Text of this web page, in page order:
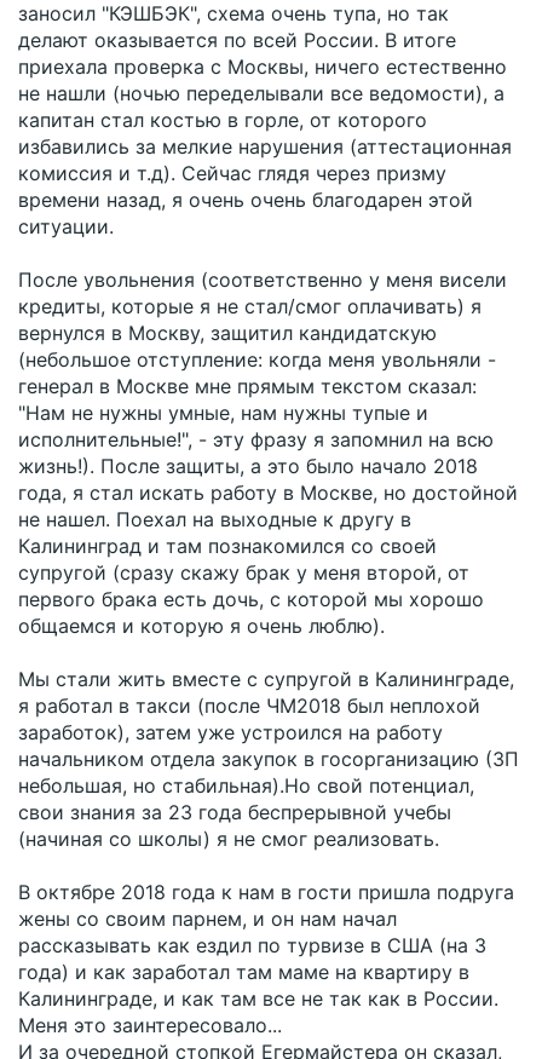
заносил "КЭШБЭК", схема очень тупа, но так
делают оказывается по всей России. В итоге
приехала проверка с Москвы, ничего естественно
не нашли (ночью переделывали все ведомости), а
капитан стал костью в горле, от которого
избавились за мелкие нарушения (аттестационная
комиссия и т.д). Сейчас глядя через призму
времени назад, я очень очень благодарен этой
ситуации.
После увольнения (соответственно у меня висели
кредиты, которые я не стал/смог оплачивать) я
вернулся в Москву, защитил кандидатскую
(небольшое отступление: когда меня увольняли -
генерал в Москве мне прямым текстом сказал:
"Нам не нужны умные, нам нужны тупые и
исполнительные!", - эту фразу я запомнил на всю
жизнь!). После защиты, а это было начало 2018
года, я стал искать работу в Москве, но достойной
не нашел. Поехал на выходные к другу в
Калининград и там познакомился со своей
супругой (сразу скажу брак у меня второй, от
первого брака есть дочь, с которой мы хорошо
общаемся и которую я очень люблю).
Мы стали жить вместе с супругой в Калининграде,
я работал в такси (после ЧМ2018 был неплохой
заработок), затем уже устроился на работу
начальником отдела закупок в госорганизацию (ЗП
небольшая, но стабильная).Но свой потенциал,
свои знания за 23 года беспрерывной учебы
(начиная со школы) я не смог реализовать.
В октябре 2018 года к нам в гости пришла подруга
жены со своим парнем, и он нам начал
рассказывать как ездил по турвизе в США (на 3
года) и как заработал там маме на квартиру в
Калининграде, и как там все не так как в России.
Меня это заинтересовало...
И за очередной стопкой Егермайстера он сказал,